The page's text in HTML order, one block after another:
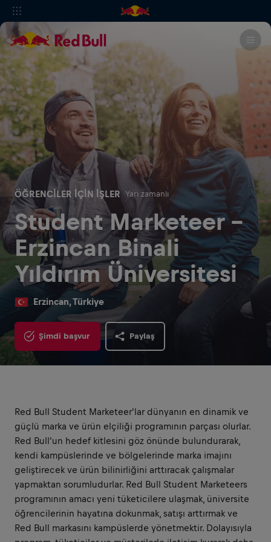
ÖĞRENCILER IÇIN İŞLER Yarı zamanlı
Student Marketeer -
Erzincan Binali
Yıldırım Üniversitesi
Erzincan, Türkiye
Şimdi başvur Paylaş
Red Bull Student Marketeer'lar dünyanın en dinamik ve
güçlü marka ve ürün elçiliği programının parçası olurlar.
Red Bull'un hedef kitlesini göz önünde bulundurarak,
kendi kampüslerinde ve bölgelerinde marka imajını
geliştirecek ve ürün bilinirliğini arttıracak çalışmalar
yapmaktan sorumludurlar. Red Bull Student Marketeers
programının amacı yeni tüketicilere ulaşmak, üniversite
öğrencilerinin hayatına dokunmak, satışı arttırmak ve
Red Bull markasını kampüslerde yönetmektir. Dolayısıyla